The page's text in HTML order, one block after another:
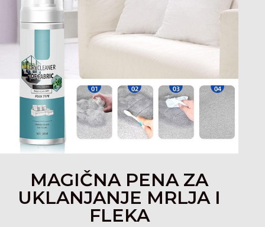
MAGIČNA PENA ZA
UKLANJANJE MRLJA I
FLEKA